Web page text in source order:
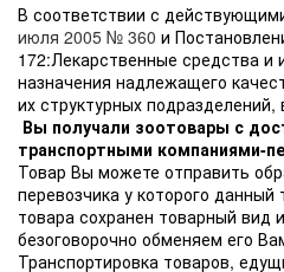
В соответствии с
июля 2005 № 360 и
172:Лекарственные средства и
назначения надлежащего
их структурных
Вы получали зоотовары с
транспортными компаниями-
Товар Вы можете отправить
перевозчика у которого
товара сохранен товарный вид
безоговорочно обменяем его
Транспортировка товаров,